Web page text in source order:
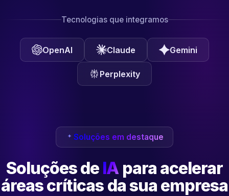
Tecnologias que integramos
OpenAI Claude Gemini
Perplexity
Soluções em destaque
Soluções de IA para acelerar
áreas críticas da sua empresa